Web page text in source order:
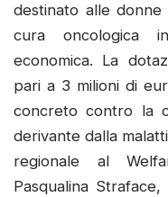
destinato alle
cura oncologica
economica. La
pari a 3 milioni di
concreto contro la
derivante dalla
regionale al
Pasqualina